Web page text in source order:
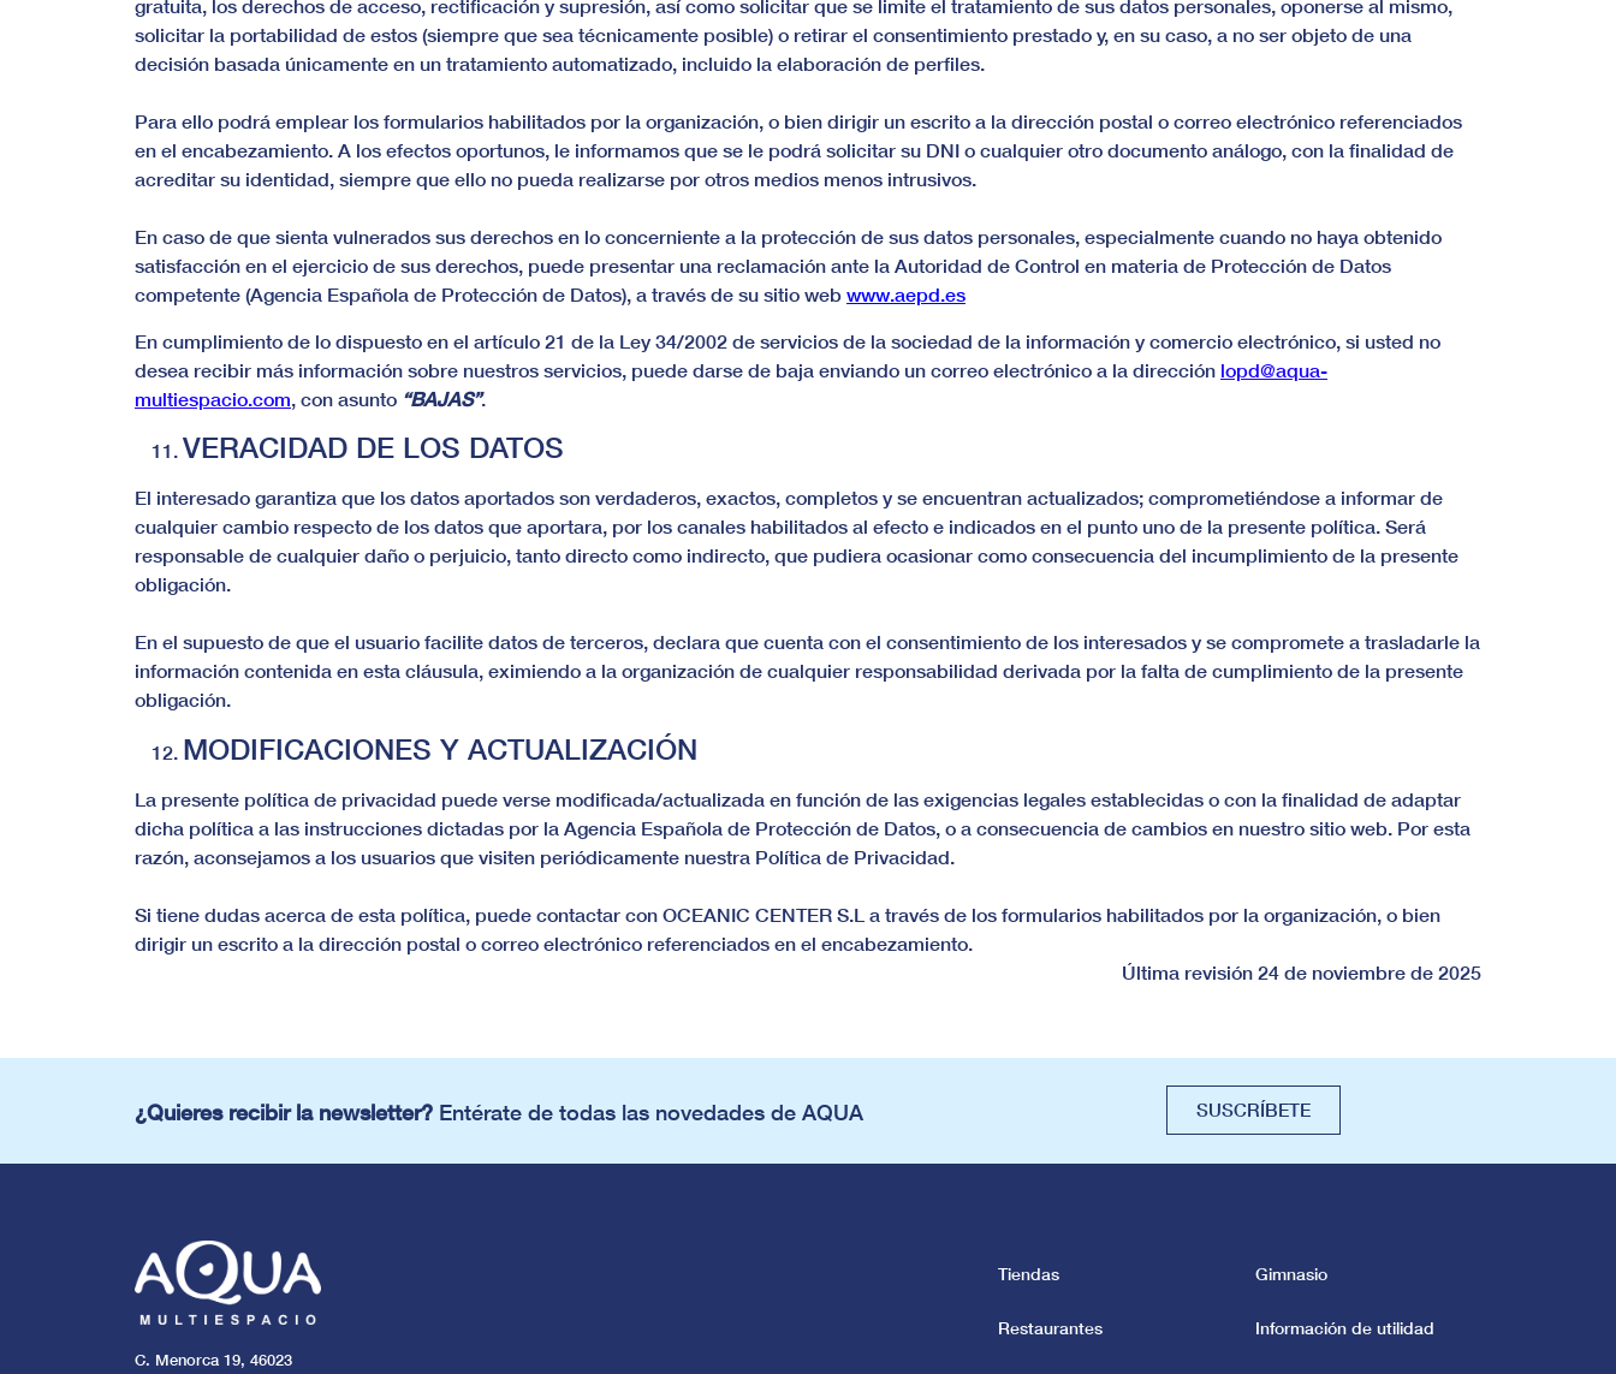
gratuita, los derechos de acceso, rectificación y supresión, así como solicitar que se limite el tratamiento de sus datos personales, oponerse al mismo,
solicitar la portabilidad de estos (siempre que sea técnicamente posible) o retirar el consentimiento prestado y, en su caso, a no ser objeto de una
decisión basada únicamente en un tratamiento automatizado, incluido la elaboración de perfiles.
Para ello podrá emplear los formularios habilitados por la organización, o bien dirigir un escrito a la dirección postal o correo electrónico referenciados
en el encabezamiento. A los efectos oportunos, le informamos que se le podrá solicitar su DNI o cualquier otro documento análogo, con la finalidad de
acreditar su identidad, siempre que ello no pueda realizarse por otros medios menos intrusivos.
En caso de que sienta vulnerados sus derechos en lo concerniente a la protección de sus datos personales, especialmente cuando no haya obtenido
satisfacción en el ejercicio de sus derechos, puede presentar una reclamación ante la Autoridad de Control en materia de Protección de Datos
competente (Agencia Española de Protección de Datos), a través de su sitio web www.aepd.es
En cumplimiento de lo dispuesto en el artículo 21 de la Ley 34/2002 de servicios de la sociedad de la información y comercio electrónico, si usted no
desea recibir más información sobre nuestros servicios, puede darse de baja enviando un correo electrónico a la dirección lopd@aqua-
multiespacio.com , con asunto “BAJAS”.
VERACIDAD DE LOS DATOS
El interesado garantiza que los datos aportados son verdaderos, exactos, completos y se encuentran actualizados; comprometiéndose a informar de
cualquier cambio respecto de los datos que aportara, por los canales habilitados al efecto e indicados en el punto uno de la presente política. Será
responsable de cualquier daño o perjuicio, tanto directo como indirecto, que pudiera ocasionar como consecuencia del incumplimiento de la presente
obligación.
En el supuesto de que el usuario facilite datos de terceros, declara que cuenta con el consentimiento de los interesados y se compromete a trasladarle la
información contenida en esta cláusula, eximiendo a la organización de cualquier responsabilidad derivada por la falta de cumplimiento de la presente
obligación.
MODIFICACIONES Y ACTUALIZACIÓN
La presente política de privacidad puede verse modificada/actualizada en función de las exigencias legales establecidas o con la finalidad de adaptar
dicha política a las instrucciones dictadas por la Agencia Española de Protección de Datos, o a consecuencia de cambios en nuestro sitio web. Por esta
razón, aconsejamos a los usuarios que visiten periódicamente nuestra Política de Privacidad.
Si tiene dudas acerca de esta política, puede contactar con OCEANIC CENTER S.L a través de los formularios habilitados por la organización, o bien
dirigir un escrito a la dirección postal o correo electrónico referenciados en el encabezamiento.
Última revisión 24 de noviembre de 2025
¿Quieres recibir la newsletter? Entérate de todas las novedades de AQUA SUSCRÍBETE
C. Menorca 19, 46023
Tiendas
Restaurantes
Gimnasio
Información de utilidad